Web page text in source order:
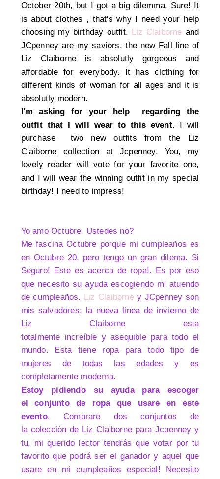
October 20th, but I got a big dilemma. Sure! It
is about clothes , that's why I need your help
choosing my birthday outfit. Liz Claiborne and
JCpenney are my saviors, the new Fall line of
Liz Claiborne is absolutly gorgeous and
affordable for everybody. It has clothing for
different kinds of woman for all ages and it is
absolutly modern.
I'm asking for your help regarding the
outfit that I will wear to this event. I will
purchase two new outfits from the Liz
Claiborne collection at Jcpenney. You, my
lovely reader will vote for your favorite one,
and I will wear the winning outfit in my special
birthday! I need to impress!
Yo amo Octubre. Ustedes no?
Me fascina Octubre porque mi cumpleaños es
en Octubre 20, pero tengo un gran dilema. Si
Seguro! Este es acerca de ropa!. Es por eso
que necesito su ayuda escogiendo mi atuendo
de cumpleaños. Liz Claiborney JCpenney son
mis salvadores; la nueva linea de invierno de
Liz Claiborne esta
totalmente increíble y asequible para todo el
mundo. Esta tiene ropa para todo tipo de
mujeres de todas las edades y es
completamente moderna.
Estoy pidiendo su ayuda para escoger
el conjunto de ropa que usare en este
evento. Comprare dos conjuntos de
la colección de Liz Claiborne para Jcpenney y
tu, mi querido lector tendrás que votar por tu
favorito que podrá ser el ganador y aquel que
usare en mi cumpleaños especial! Necesito